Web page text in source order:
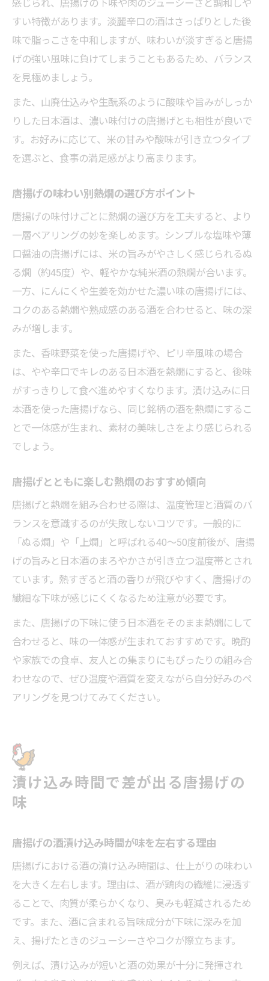
感じられ、唐揚げの下味や肉のジューシーさと調和しや
すい特徴があります。淡麗辛口の酒はさっぱりとした後
味で脂っこさを中和しますが、味わいが淡すぎると唐揚
げの強い風味に負けてしまうこともあるため、バランス
を見極めましょう。
また、山廃仕込みや生酛系のように酸味や旨みがしっか
りした日本酒は、濃い味付けの唐揚げとも相性が良いで
す。お好みに応じて、米の甘みや酸味が引き立つタイプ
を選ぶと、食事の満足感がより高まります。
唐揚げの味わい別熱燗の選び方ポイント
唐揚げの味付けごとに熱燗の選び方を工夫すると、より
一層ペアリングの妙を楽しめます。シンプルな塩味や薄
口醤油の唐揚げには、米の旨みがやさしく感じられるぬ
る燗（約45度）や、軽やかな純米酒の熱燗が合います。
一方、にんにくや生姜を効かせた濃い味の唐揚げには、
コクのある熱燗や熟成感のある酒を合わせると、味の深
みが増します。
また、香味野菜を使った唐揚げや、ピリ辛風味の場合
は、やや辛口でキレのある日本酒を熱燗にすると、後味
がすっきりして食べ進めやすくなります。漬け込みに日
本酒を使った唐揚げなら、同じ銘柄の酒を熱燗にするこ
とで一体感が生まれ、素材の美味しさをより感じられる
でしょう。
唐揚げとともに楽しむ熱燗のおすすめ傾向
唐揚げと熱燗を組み合わせる際は、温度管理と酒質のバ
ランスを意識するのが失敗しないコツです。一般的に
「ぬる燗」や「上燗」と呼ばれる40～50度前後が、唐揚
げの旨みと日本酒のまろやかさが引き立つ温度帯とされ
ています。熱すぎると酒の香りが飛びやすく、唐揚げの
繊細な下味が感じにくくなるため注意が必要です。
また、唐揚げの下味に使う日本酒をそのまま熱燗にして
合わせると、味の一体感が生まれておすすめです。晩酌
や家族での食卓、友人との集まりにもぴったりの組み合
わせなので、ぜひ温度や酒質を変えながら自分好みのペ
アリングを見つけてみてください。
漬け込み時間で差が出る唐揚げの
味
唐揚げの酒漬け込み時間が味を左右する理由
唐揚げにおける酒の漬け込み時間は、仕上がりの味わい
を大きく左右します。理由は、酒が鶏肉の繊維に浸透す
ることで、肉質が柔らかくなり、臭みも軽減されるため
です。また、酒に含まれる旨味成分が下味に深みを加
え、揚げたときのジューシーさやコクが際立ちます。
例えば、漬け込みが短いと酒の効果が十分に発揮され